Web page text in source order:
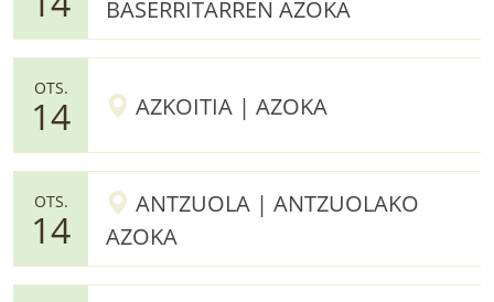
BASERRITARREN AZOKA
OTS.
14 AZKOITIA | AZOKA
OTS.
14
ANTZUOLA | ANTZUOLAKO
AZOKA